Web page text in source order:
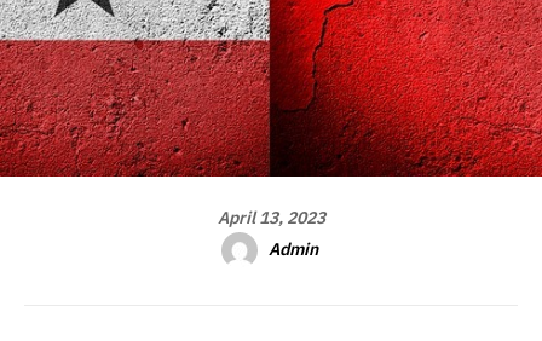
April 13, 2023
Admin